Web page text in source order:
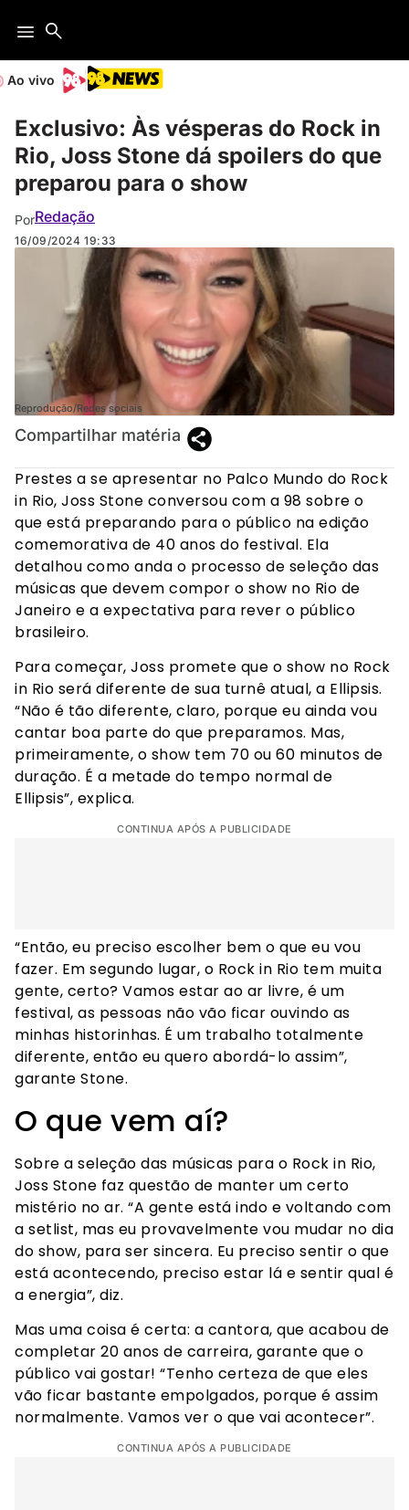
Ao vivo
Exclusivo: Às vésperas do Rock in
Rio, Joss Stone dá spoilers do que
preparou para o show
PorRedação
16/09/2024 19:33
Reprodução/Redes sociais
Compartilhar matéria
Prestes a se apresentar no Palco Mundo do Rock
in Rio, Joss Stone conversou com a 98 sobre o
que está preparando para o público na edição
comemorativa de 40 anos do festival. Ela
detalhou como anda o processo de seleção das
músicas que devem compor o show no Rio de
Janeiro e a expectativa para rever o público
brasileiro.
Para começar, Joss promete que o show no Rock
in Rio será diferente de sua turnê atual, a Ellipsis.
“Não é tão diferente, claro, porque eu ainda vou
cantar boa parte do que preparamos. Mas,
primeiramente, o show tem 70 ou 60 minutos de
duração. É a metade do tempo normal de
Ellipsis”, explica.
CONTINUA APÓS A PUBLICIDADE
“Então, eu preciso escolher bem o que eu vou
fazer. Em segundo lugar, o Rock in Rio tem muita
gente, certo? Vamos estar ao ar livre, é um
festival, as pessoas não vão ficar ouvindo as
minhas historinhas. É um trabalho totalmente
diferente, então eu quero abordá-lo assim”,
garante Stone.
O que vem aí?
Sobre a seleção das músicas para o Rock in Rio,
Joss Stone faz questão de manter um certo
mistério no ar. “A gente está indo e voltando com
a setlist, mas eu provavelmente vou mudar no dia
do show, para ser sincera. Eu preciso sentir o que
está acontecendo, preciso estar lá e sentir qual é
a energia”, diz.
Mas uma coisa é certa: a cantora, que acabou de
completar 20 anos de carreira, garante que o
público vai gostar! “Tenho certeza de que eles
vão ficar bastante empolgados, porque é assim
normalmente. Vamos ver o que vai acontecer”.
CONTINUA APÓS A PUBLICIDADE